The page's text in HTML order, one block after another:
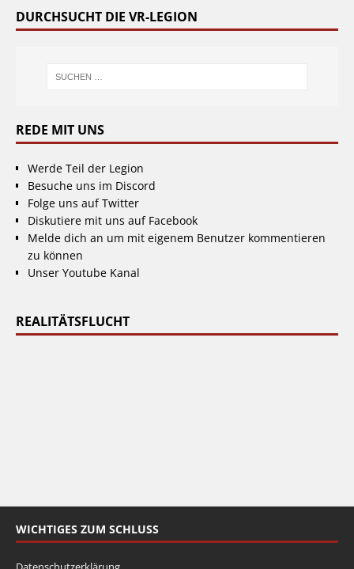
DURCHSUCHT DIE VR-LEGION
REDE MIT UNS
Werde Teil der Legion
Besuche uns im Discord
Folge uns auf Twitter
Diskutiere mit uns auf Facebook
Melde dich an um mit eigenem Benutzer kommentieren
zu können
Unser Youtube Kanal
REALITÄTSFLUCHT
WICHTIGES ZUM SCHLUSS